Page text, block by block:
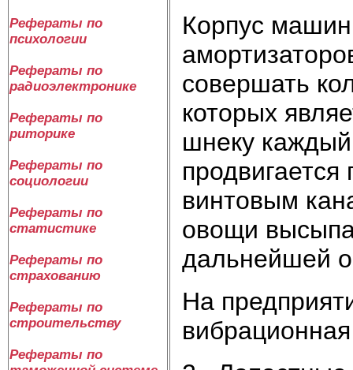
Рефераты по
психологии
Рефераты по
радиоэлектронике
Рефераты по
риторике
Рефераты по
социологии
Рефераты по
статистике
Рефераты по
страхованию
Рефераты по
строительству
Рефераты по
Корпус
совершать
которых
шнеку
винтовым
овощи
дальнейшей
На